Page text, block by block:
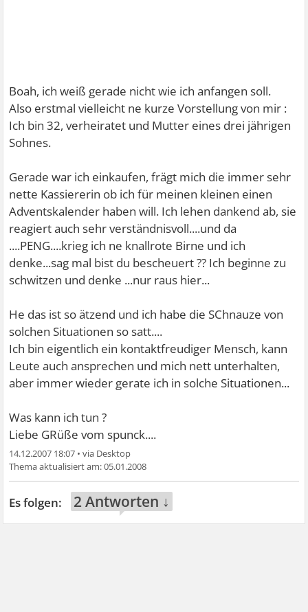
Boah, ich weiß gerade nicht wie ich anfangen soll.
Also erstmal vielleicht ne kurze Vorstellung von mir :
Ich bin 32, verheiratet und Mutter eines drei jährigen
Sohnes.
Gerade war ich einkaufen, frägt mich die immer sehr
nette Kassiererin ob ich für meinen kleinen einen
Adventskalender haben will. Ich lehen dankend ab, sie
reagiert auch sehr verständnisvoll....und da
....PENG....krieg ich ne knallrote Birne und ich
denke...sag mal bist du bescheuert ?? Ich beginne zu
schwitzen und denke ...nur raus hier...
He das ist so ätzend und ich habe die SChnauze von
solchen Situationen so satt....
Ich bin eigentlich ein kontaktfreudiger Mensch, kann
Leute auch ansprechen und mich nett unterhalten,
aber immer wieder gerate ich in solche Situationen...
Was kann ich tun ?
Liebe GRüße vom spunck....
14.12.2007 18:07 •
05.01.2008
2 Antworten ↓